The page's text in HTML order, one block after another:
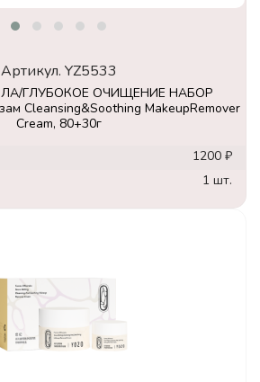
Артикул. YZ5533
ГЛУБОКОЕ ОЧИЩЕНИЕ НАБОР
Cleansing&Soothing MakeupRemover
Cream, 80+30г
1200 ₽
1 шт.